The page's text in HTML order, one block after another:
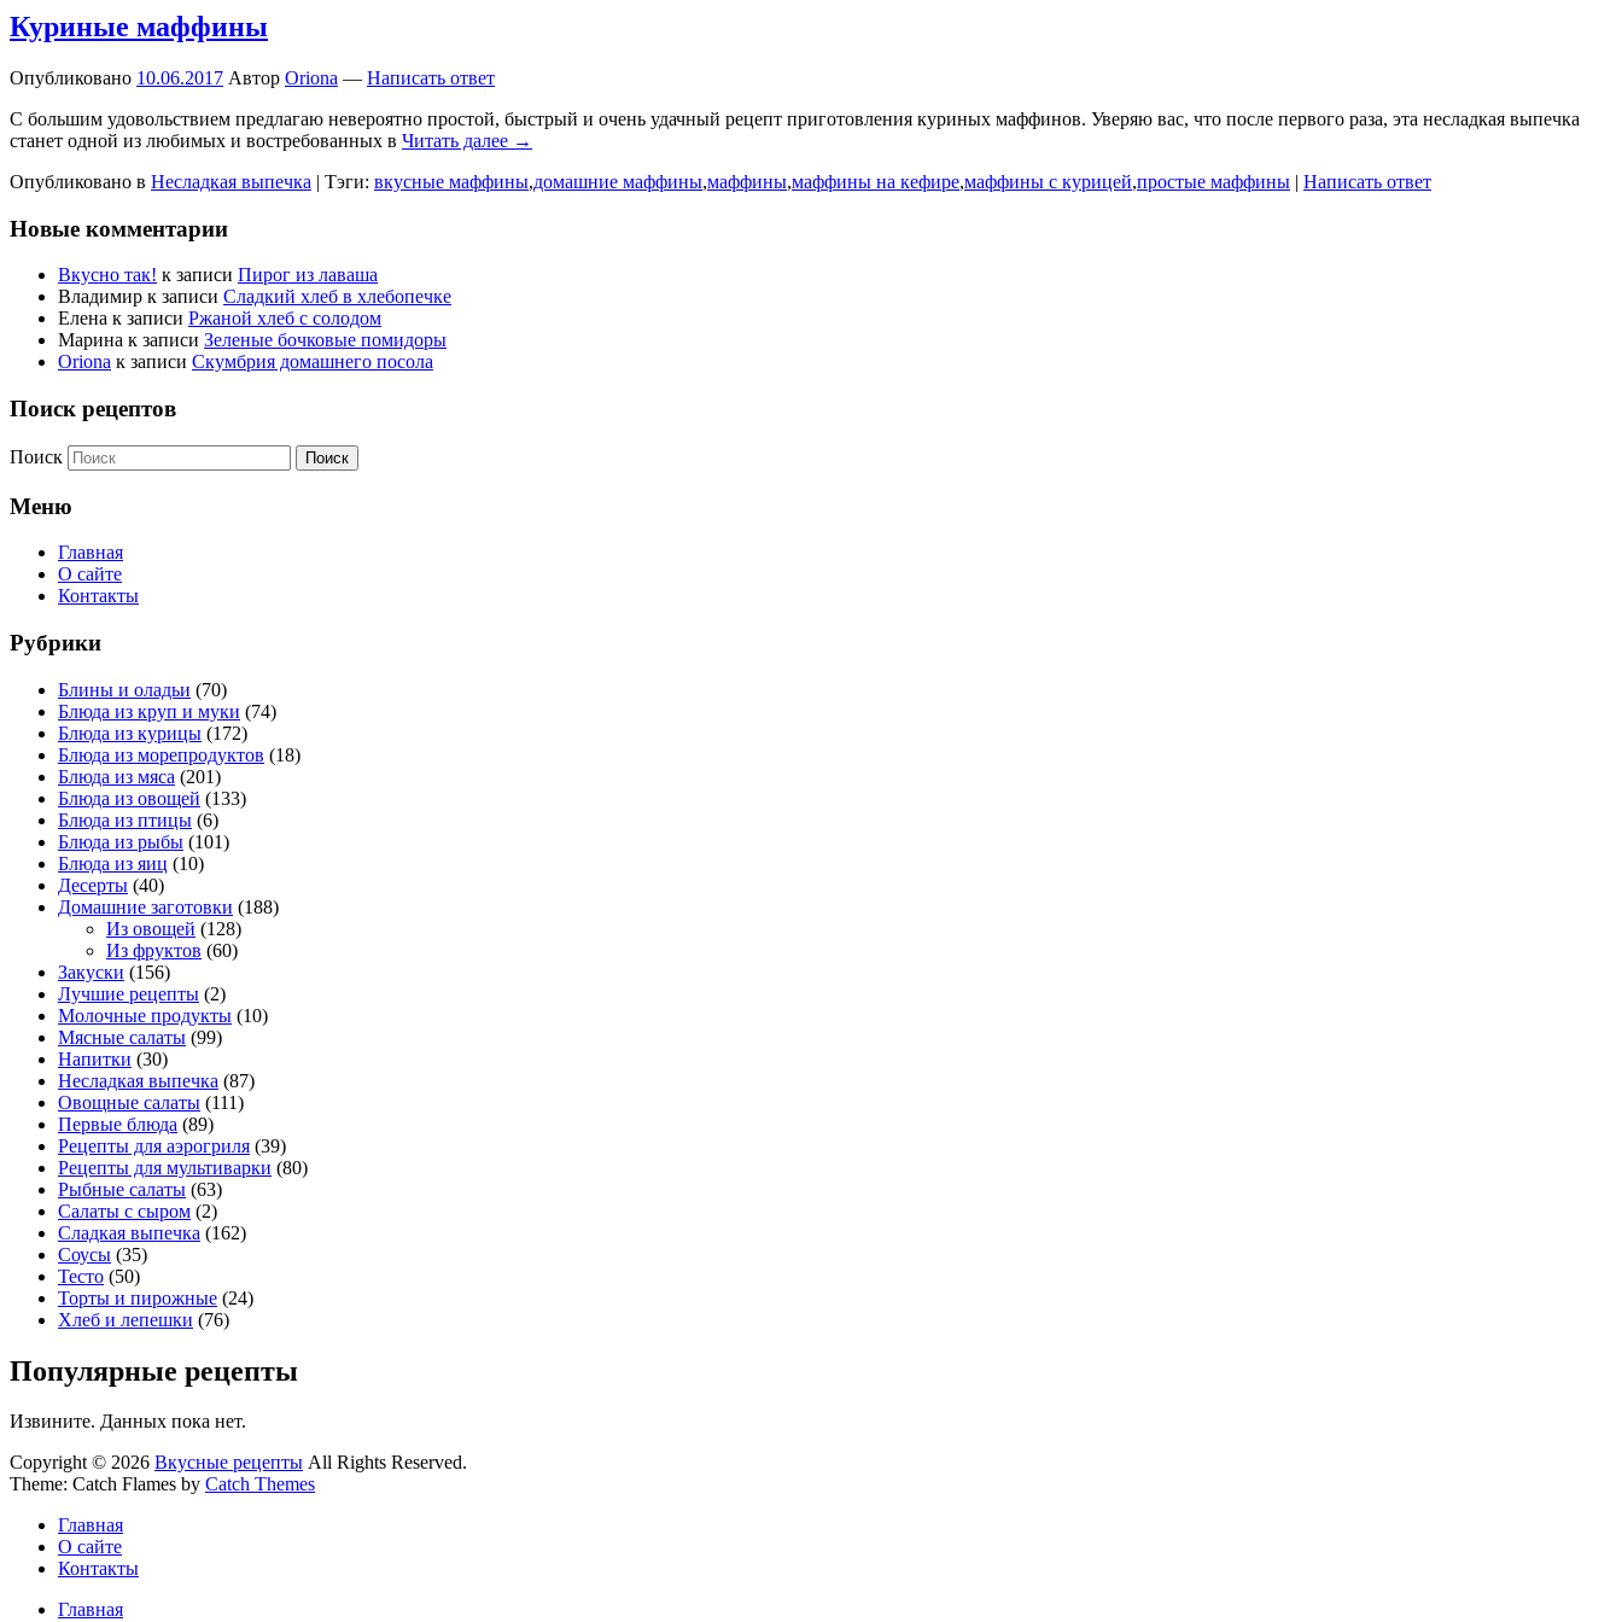
Куриные маффины
Опубликовано 10.06.2017 Автор Oriona — Написать ответ
С большим удовольствием предлагаю невероятно простой, быстрый и очень удачный рецепт приготовления куриных маффинов. Уверяю вас, что после первого раза, эта несладкая выпечка
станет одной из любимых и востребованных в Читать далее →
Опубликовано в Несладкая выпечка | Тэги: вкусные маффины,домашние маффины,маффины,маффины на кефире,маффины с курицей,простые маффины | Написать ответ
Новые комментарии
Вкусно так! к записи Пирог из лаваша
Владимир к записи Сладкий хлеб в хлебопечке
Елена к записи Ржаной хлеб с солодом
Марина к записи Зеленые бочковые помидоры
Oriona к записи Скумбрия домашнего посола
Поиск рецептов
Поиск
Меню
Главная
О сайте
Контакты
Рубрики
Блины и оладьи (70)
Блюда из круп и муки (74)
Блюда из курицы (172)
Блюда из морепродуктов (18)
Блюда из мяса (201)
Блюда из овощей (133)
Блюда из птицы (6)
Блюда из рыбы (101)
Блюда из яиц (10)
Десерты (40)
Домашние заготовки (188)
Из овощей (128)
Из фруктов (60)
Закуски (156)
Лучшие рецепты (2)
Молочные продукты (10)
Мясные салаты (99)
Напитки (30)
Несладкая выпечка (87)
Овощные салаты (111)
Первые блюда (89)
Рецепты для аэрогриля (39)
Рецепты для мультиварки (80)
Рыбные салаты (63)
Салаты с сыром (2)
Сладкая выпечка (162)
Соусы (35)
Тесто (50)
Торты и пирожные (24)
Хлеб и лепешки (76)
Популярные рецепты
Извините. Данных пока нет.
Copyright © 2026 Вкусные рецепты All Rights Reserved.
Theme: Catch Flames by Catch Themes
Главная
О сайте
Контакты
Главная